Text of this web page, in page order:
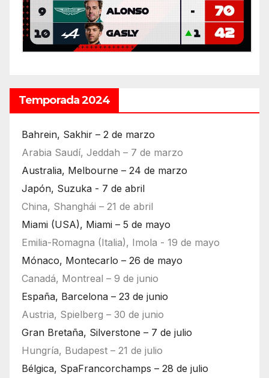
Temporada 2024
Bahrein, Sakhir – 2 de marzo
Arabia Saudí, Jeddah – 7 de marzo
Australia, Melbourne – 24 de marzo
Japón, Suzuka - 7 de abril
China, Shanghái – 21 de abril
Miami (USA), Miami – 5 de mayo
Emilia-Romagna (Italia), Imola - 19 de mayo
Mónaco, Montecarlo – 26 de mayo
Canadá, Montreal – 9 de junio
España, Barcelona – 23 de junio
Austria, Spielberg – 30 de junio
Gran Bretaña, Silverstone – 7 de julio
Hungría, Budapest – 21 de julio
Bélgica, SpaFrancorchamps – 28 de julio